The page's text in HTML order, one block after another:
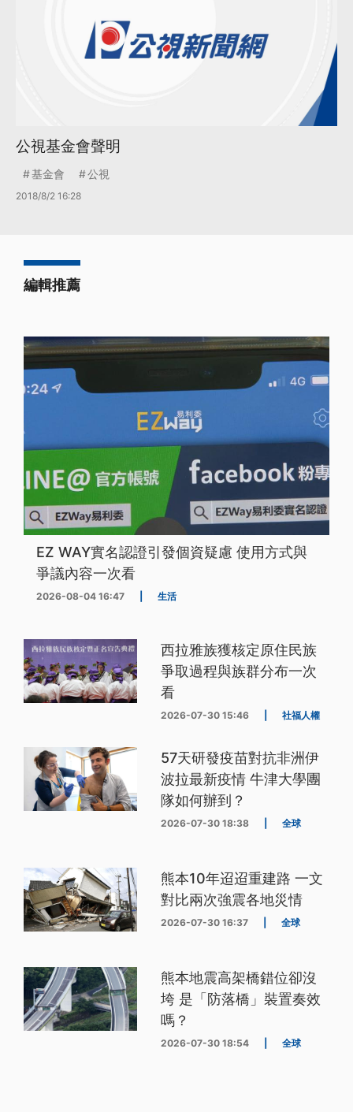
公視基金會聲明
基金會 公視
2018/8/2 16:28
編輯推薦
EZ WAY實名認證引發個資疑慮 使用方式與
爭議內容一次看
2026-08-04 16:47 生活
西拉雅族獲核定原住民族
爭取過程與族群分布一次
看
2026-07-30 15:46 社福人權
57天研發疫苗對抗非洲伊
波拉最新疫情 牛津大學團
隊如何辦到？
2026-07-30 18:38 全球
熊本10年迢迢重建路 一文
對比兩次強震各地災情
2026-07-30 16:37 全球
熊本地震高架橋錯位卻沒
垮 是「防落橋」裝置奏效
嗎？
2026-07-30 18:54 全球